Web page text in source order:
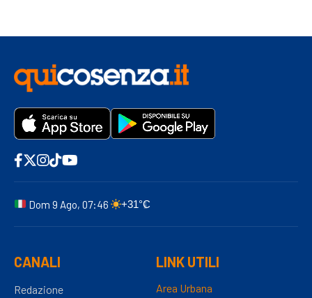
Dom 9 Ago, 07:46 +31°C
CANALI
Redazione
LINK UTILI
Area Urbana